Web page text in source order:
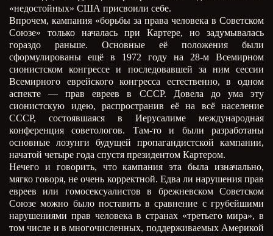
«недостойных» США присвоили себе.
Впрочем, кампания «борьбы за права человека в Советском
Союзе» только началась при Картере, но задумывалась
гораздо раньше. Основные её положения были
сформулированы ещё в 1972 году на 28-м Всемирном
сионистском конгрессе и последовавшей за ним сессии
Всемирного еврейского конгресса естественно, в одном
аспекте — прав евреев в СССР. Довела до ума эту
сионистскую идею, распространив её на всё население
СССР, состоявшаяся в Иерусалиме международная
конференция советологов. Там-то и были разработаны
основные лозунги будущей пропагандистской кампании,
начатой четыре года спустя президентом Картером.
Нечего и говорить, что кампания эта была изначально,
мягко говоря, не очень корректной. Едва ли нарушения прав
евреев или гомосексуалистов в брежневском Советском
Союзе можно было поставить в сравнение с грубейшими
нарушениями прав человека в странах «третьего мира», в
том числе и в многочисленных, поддерживаемых Америкой